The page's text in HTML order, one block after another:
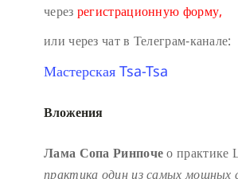
через регистрационную форму,
или через чат в Телеграм-канале:
Мастерская Tsa-Tsa
Вложения
Лама Сопа Ринпочео практике
практика один из самых мощных